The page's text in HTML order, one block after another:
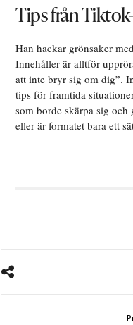
Tips från
Han hackar grönsaker
Innehåller är alltför
att inte bryr sig om dig”.
tips för framtida
som borde skärpa sig
eller är formatet bara ett